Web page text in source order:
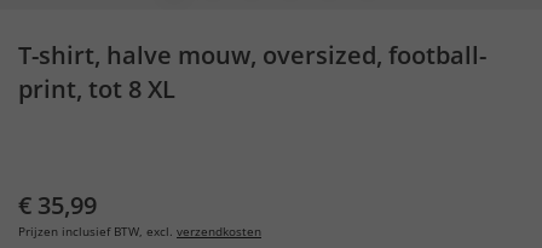
T-shirt, halve mouw, oversized, football-
print, tot 8 XL
€ 35,99
Prijzen inclusief BTW, excl. verzendkosten